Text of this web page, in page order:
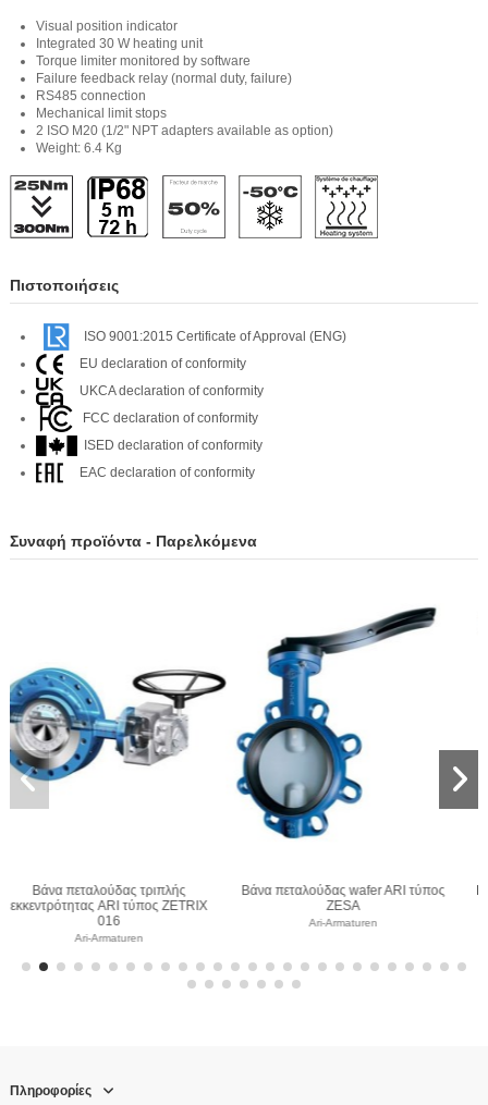
Visual position indicator
Integrated 30 W heating unit
Torque limiter monitored by software
Failure feedback relay (normal duty, failure)
RS485 connection
Mechanical limit stops
2 ISO M20 (1/2" NPT adapters available as option)
Weight: 6.4 Kg
Πιστοποιήσεις
ISO 9001:2015 Certificate of Approval (ENG)
EU declaration of conformity
UKCA declaration of conformity
FCC declaration of conformity
ISED declaration of conformity
EAC declaration of conformity
Συναφή προϊόντα - Παρελκόμενα
τύπος
Βάνα πεταλούδας wafer ARI τύπος
ZIVA Z
Βάνα πεταλούδας lug ARI
Πληροφορίες